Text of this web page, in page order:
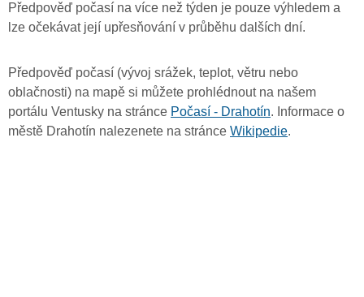
Předpověď počasí na více než týden je pouze výhledem a
lze očekávat její upřesňování v průběhu dalších dní.
Předpověď počasí (vývoj srážek, teplot, větru nebo
oblačnosti) na mapě si můžete prohlédnout na našem
portálu Ventusky na stránce Počasí - Drahotín. Informace o
městě Drahotín nalezenete na stránce Wikipedie.